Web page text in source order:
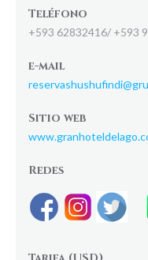
Teléfono
+593 62832416/ +593
e-mail
Sitio web
Redes